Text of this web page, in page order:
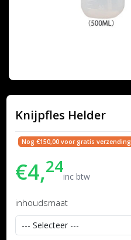
Knijpfles Helder
Nog €150,00 voor gratis verzending
€4,24inc btw
inhoudsmaat